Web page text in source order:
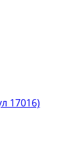
17016)